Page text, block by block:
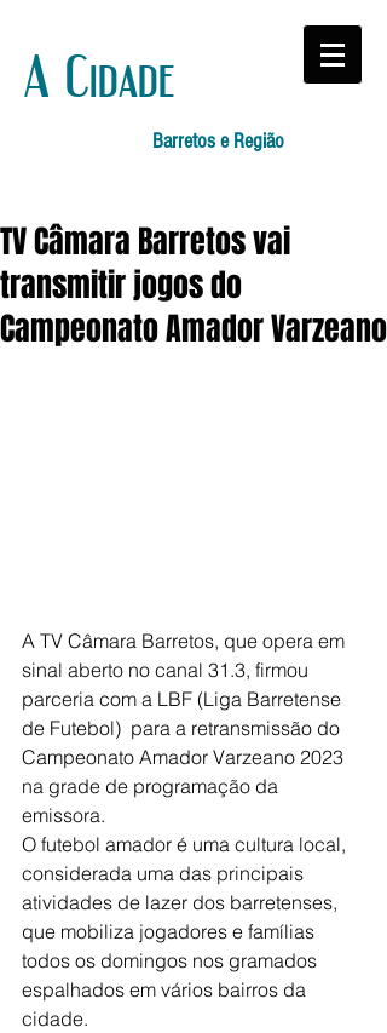
A Cidade
Barretos e Região
TV Câmara Barretos vai
transmitir jogos do
Campeonato Amador Varzeano
A TV Câmara Barretos, que opera em
sinal aberto no canal 31.3, firmou
parceria com a LBF (Liga Barretense
de Futebol)  para a retransmissão do
Campeonato Amador Varzeano 2023
na grade de programação da
emissora.
O futebol amador é uma cultura local,
considerada uma das principais
atividades de lazer dos barretenses,
que mobiliza jogadores e famílias
todos os domingos nos gramados
espalhados em vários bairros da
cidade.